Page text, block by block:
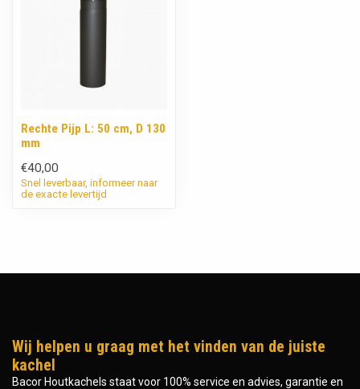
Rechte Pijp L: 50 cm, D 130
mm
€40,00
Snel leverbaar, informeer naar
de exacte levertijd
Wij helpen u graag met het vinden van de juiste
kachel
Bacor Houtkachels staat voor 100% service en advies, garantie en